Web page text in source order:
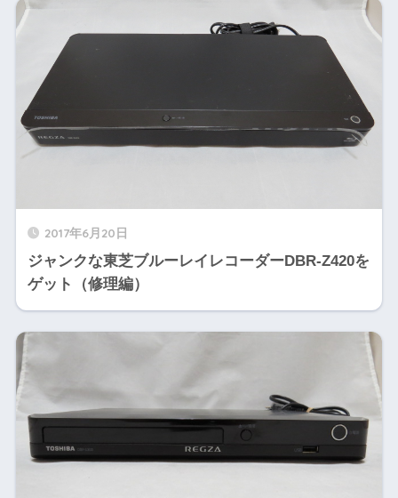
2017年6月20日
ジャンクな東芝ブルーレイレコーダーDBR-Z420を
ゲット（修理編）